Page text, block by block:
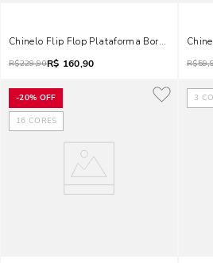
Chinelo Flip Flop Plataforma Borracha Off
R$229,90R$ 160,90 R$
-20% OFF
16 CORES
3